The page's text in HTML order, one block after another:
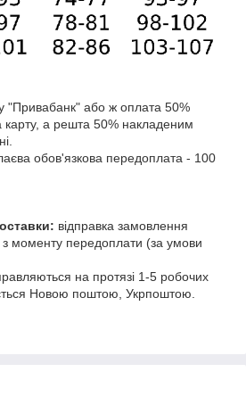
"Привабанк" або ж оплата 50%
карту, а решта 50% накладеним
обов'язкова передоплата - 100
відправка замовлення
моменту передоплати (за умови
на протязі 1-5 робочих
Новою поштою, Укрпоштою.